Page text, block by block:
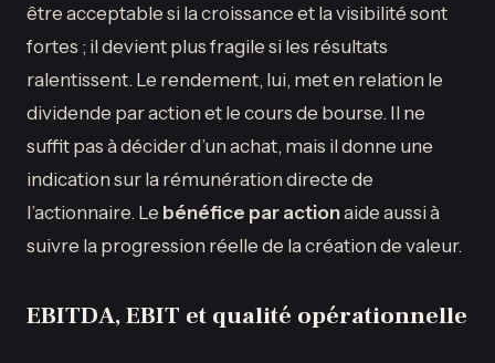
être acceptable si la croissance et la visibilité sont
fortes ; il devient plus fragile si les résultats
ralentissent. Le rendement, lui, met en relation le
dividende par action et le cours de bourse. Il ne
suffit pas à décider d’un achat, mais il donne une
indication sur la rémunération directe de
l’actionnaire. Le bénéfice par actionaide aussi à
suivre la progression réelle de la création de valeur.
EBITDA, EBIT et qualité opérationnelle